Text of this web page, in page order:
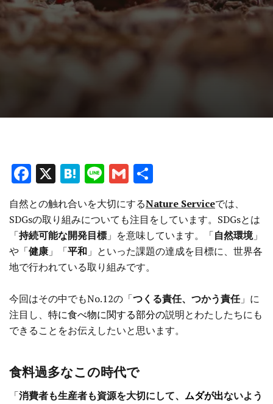
F
a
ce
b
o
o
k
X H
at
e
n
a
Li
n
e
G
m
ai
l
自然との触れ合いを大切にするNature Serviceでは、
SDGsの取り組みについても注目をしています。SDGsとは
「持続可能な開発目標 」を意味しています。「自然環境」
や「健康 」「平和 」といった課題の達成を目標に、世界各
地で行われている取り組みです。
今回はその中でもNo.12の「つくる責任、つかう責任」に
注目し、 特に食べ物に関する部分の説明とわたしたちにも
できることをお伝えしたいと思います。
食料過多なこの時代で
「消費者も生産者も資源を大切にして、 ムダが出ないよう